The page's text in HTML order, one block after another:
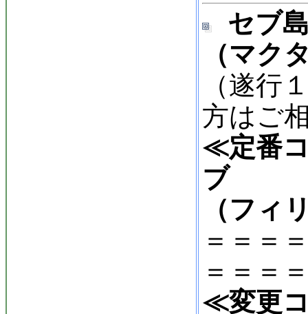
セブ
（マク
（遂行
方はご
≪定番
ブ
（フィ
＝＝＝
＝＝＝
≪変更